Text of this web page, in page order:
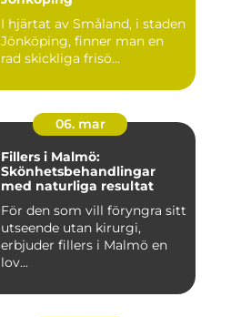
I hjärtat av Småland, i staden
Jönköping, finner man en
rad skickliga frisö...
06. mar
Fillers i Malmö:
Skönhetsbehandlingar
med naturliga resultat
För den som vill föryngra sitt
utseende utan kirurgi,
erbjuder fillers i Malmö en
lov...